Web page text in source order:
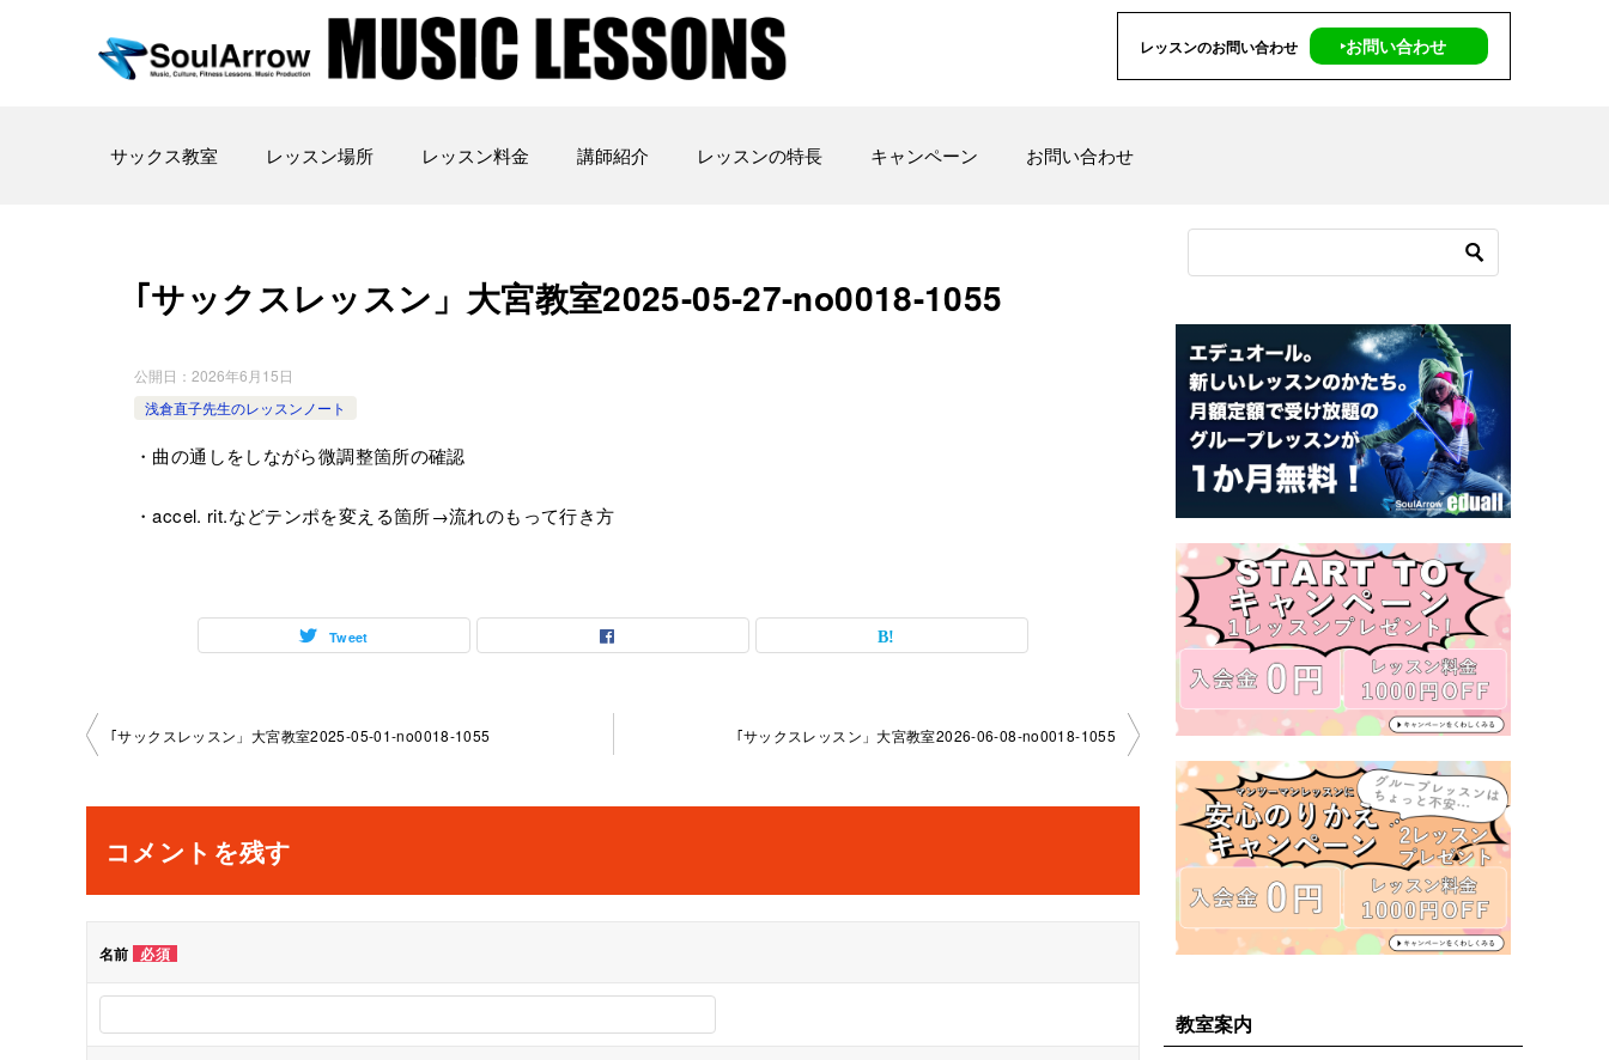
レッスンのお問い合わせ ‣お問い合わせ
サックス教室 レッスン場所 レッスン料金 講師紹介 レッスンの特長 キャンペーン お問い合わせ
｢サックスレッスン」大宮教室2025-05-27-­no0018-­1055
公開日： 2026年6月15日
浅倉直子先生のレッスンノート
・曲の通しをしながら微調整箇所の確認
・accel. rit.などテンポを変える箇所→流れのもって行き方
Tweet
投
ナ
ビ
ゲ
ー
シ
｢サックスレッスン」大宮教室2025-05-01-­no0018-­1055 ｢サックスレッスン」大宮教室2026-06-08-­no0018-­1055
コメントを残す
名前 必須
教室案内